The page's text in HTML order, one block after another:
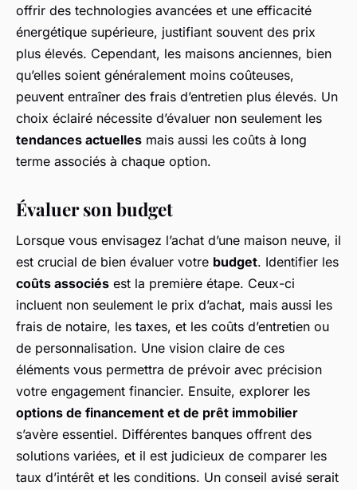
offrir des technologies avancées et une efficacité
énergétique supérieure, justifiant souvent des prix
plus élevés. Cependant, les maisons anciennes, bien
qu’elles soient généralement moins coûteuses,
peuvent entraîner des frais d’entretien plus élevés. Un
choix éclairé nécessite d’évaluer non seulement les
tendances actuelles mais aussi les coûts à long
terme associés à chaque option.
Évaluer son budget
Lorsque vous envisagez l’achat d’une maison neuve, il
est crucial de bien évaluer votre budget. Identifier les
coûts associés est la première étape. Ceux-ci
incluent non seulement le prix d’achat, mais aussi les
frais de notaire, les taxes, et les coûts d’entretien ou
de personnalisation. Une vision claire de ces
éléments vous permettra de prévoir avec précision
votre engagement financier. Ensuite, explorer les
options de financement et de prêt immobilier
s’avère essentiel. Différentes banques offrent des
solutions variées, et il est judicieux de comparer les
taux d’intérêt et les conditions. Un conseil avisé serait